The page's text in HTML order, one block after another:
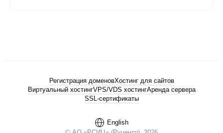
English
Регистрация доменовХостинг для сайтов
Виртуальный хостингVPS/VDS хостингАренда сервера
SSL-сертификаты